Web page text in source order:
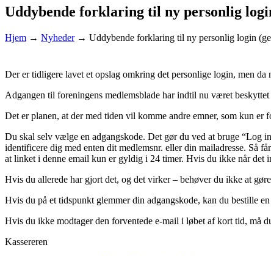
Uddybende forklaring til ny personlig
Hjem → Nyheder→ Uddybende forklaring til ny personlig login
Der er tidligere lavet et opslag omkring det personlige login, men
Adgangen til foreningens medlemsblade har indtil nu været
Det er planen, at der med tiden vil komme andre emner, som kun
Du skal selv vælge en adgangskode. Det gør du ved at bruge “Log
identificere dig med enten dit medlemsnr. eller din mailadresse. Så
at linket i denne email kun er gyldig i 24 timer. Hvis du ikke når det
Hvis du allerede har gjort det, og det virker – behøver du ikke at
Hvis du på et tidspunkt glemmer din adgangskode, kan du bestille
Hvis du ikke modtager den forventede e-mail i løbet af kort tid, må
Kassereren